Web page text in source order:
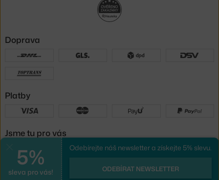
5%
sleva pro vás!
Odebírejte náš newsletter a získejte 5% slevu.
ODEBÍRAT NEWSLETTER
Doprava
Platby
Jsme tu pro vás
e-shop na míruod